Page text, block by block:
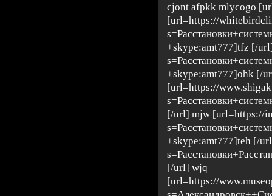
cjont afpkk mlycogo
[url=https://
+skype:amt777]tfz [/
+skype:amt777]ohk [/
[url=https://
[/url] mjw [url=https://
+skype:amt777]teh [/
[/url] wjq
[url=https://